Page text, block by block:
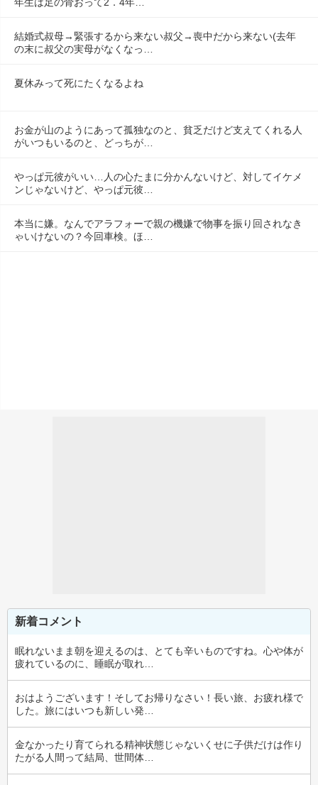
結婚式叔母→緊張するから来ない叔父→喪中だから来ない(去年
の末に叔父の実母がなくなっ…
夏休みって死にたくなるよね
お金が山のようにあって孤独なのと、貧乏だけど支えてくれる人
がいつもいるのと、どっちが…
やっぱ元彼がいい…人の心たまに分かんないけど、対してイケメ
ンじゃないけど、やっぱ元彼…
本当に嫌。なんでアラフォーで親の機嫌で物事を振り回されなき
ゃいけないの？今回車検。ほ…
新着コメント
眠れないまま朝を迎えるのは、とても辛いものですね。心や体が
疲れているのに、睡眠が取れ…
おはようございます！そしてお帰りなさい！長い旅、お疲れ様で
した。旅にはいつも新しい発…
金なかったり育てられる精神状態じゃないくせに子供だけは作り
たがる人間って結局、世間体…